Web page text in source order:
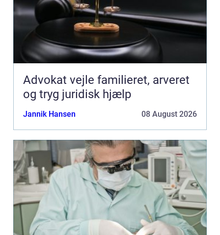
Advokat vejle familieret, arveret
og tryg juridisk hjælp
Jannik Hansen 08 August 2026